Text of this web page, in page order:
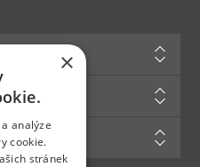
×
analýze
cookie.
stránek